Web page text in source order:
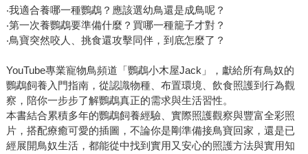
‧我適合養哪一種鸚鵡？應該選幼鳥還是成鳥呢？
‧第一次養鸚鵡要準備什麼？買哪一種籠子才對？
‧鳥寶突然咬人、挑食還攻擊同伴，到底怎麼了？
YouTube專業寵物鳥頻道「鸚鵡小木屋Jack」，獻給所有鳥奴的
鸚鵡飼養入門指南，從認識物種、布置環境、飲食照護到行為觀
察，陪你一步步了解鸚鵡真正的需求與生活習性。
本書結合累積多年的鸚鵡飼養經驗、實際照護觀察與豐富全彩照
片，搭配療癒可愛的插圖，不論你是剛準備接鳥寶回家，還是已
經展開鳥奴生活，都能從中找到實用又安心的照護方法與實用知